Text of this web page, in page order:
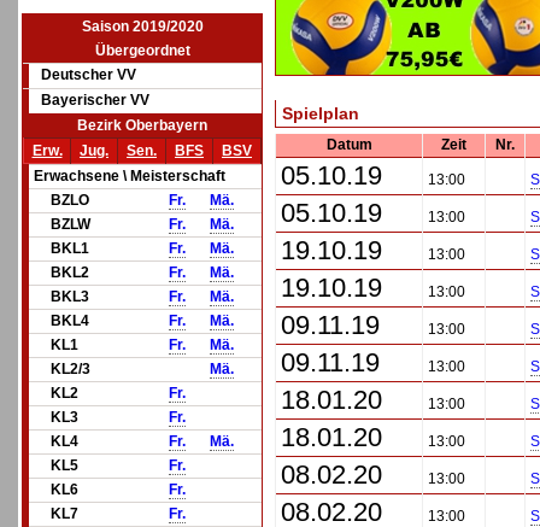
Saison 2019/2020
Übergeordnet
Deutscher VV
Bayerischer VV
Bezirk Oberbayern
Erw.
Jug. Sen. BFS
BSV
Erwachsene \ Meisterschaft
BZLO
Fr.
Mä.
BZLW
Fr.
Mä.
BKL1
Fr.
Mä.
BKL2
Fr.
Mä.
BKL3
Fr.
Mä.
BKL4
Fr.
Mä.
KL1
Fr.
Mä.
KL2/3
Mä.
KL2
Fr.
KL3
Fr.
KL4
Fr.
Mä.
KL5
Fr.
KL6
Fr.
KL7
Fr.
Spielplan
Datum Zeit Nr.
05.10.19 13:00
05.10.19 13:00
19.10.19 13:00
19.10.19 13:00
09.11.19 13:00
09.11.19 13:00
18.01.20 13:00
18.01.20 13:00
08.02.20 13:00
08.02.20 13:00